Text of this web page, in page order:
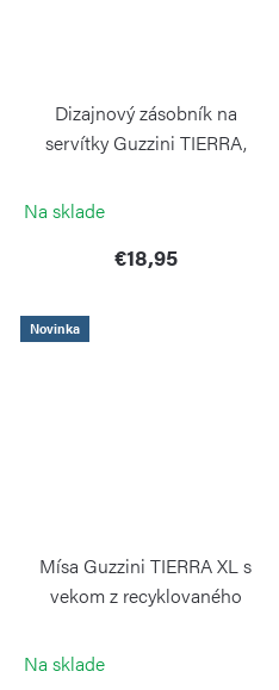
Dizajnový zásobník na
servítky Guzzini TIERRA,
Na sklade
€18,95
Novinka
Mísa Guzzini TIERRA XL s
vekom z recyklovaného
Na sklade